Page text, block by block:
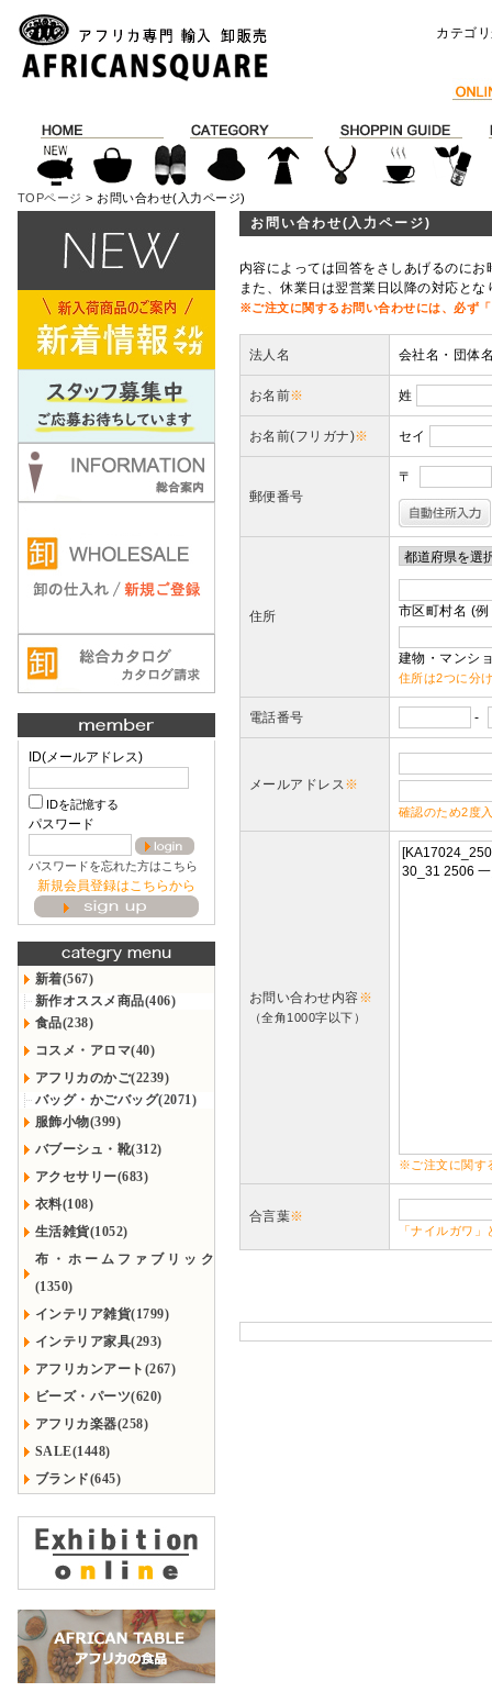
カテゴ
TOPページ > お問い合わせ(入力ページ)
ID(メールアドレス)
IDを記憶する
パスワード
パスワードを忘れた方はこちら
新規会員登録はこちらから
新着(567)
新作オススメ商品(406)
食品(238)
コスメ・アロマ(40)
アフリカのかご(2239)
バッグ・かごバッグ(2071)
服飾小物(399)
バブーシュ・靴(312)
アクセサリー(683)
衣料(108)
生活雑貨(1052)
布・ホームファブリック
(1350)
インテリア雑貨(1799)
インテリア家具(293)
アフリカンアート(267)
ビーズ・パーツ(620)
アフリカ楽器(258)
SALE(1448)
ブランド(645)
お問い合わせ(入力ページ)
内容によっては回答をさしあげるのに
また、休業日は翌営業日以降の対応と
※ご注文に関するお問い合わせには、必ず
法人名 会社名・団体
お名前※ 姓
お名前(フリガナ)※ セイ
郵便番号
〒
住所 市区町村名 (
建物・マンシ
住所は2つに分
電話番号 -
メールアドレス※
確認のため2度
お問い合わせ内容※
（全角1000字以下）
※ご注文に関す
合言葉※
「ナイルガワ